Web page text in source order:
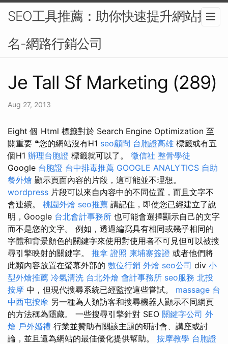
SEO工具推薦：助你快速提升網站排
名-網路行銷公司
Je Tall Sf Marketing (289)
Aug 27, 2013
Eight 個 Html 標籤對於 Search Engine Optimization 至
關重要 ❝您的網站沒有H1 seo顧問 台胞證高雄 標籤或有五
個H1 辦理台胞證 標籤就可以了。 徵信社 整骨學徒
Google 台胞證 台中排毒推薦 GOOGLE ANALYTICS 自助
餐外燴 顯示頁面內容的片段，這可能並不理想。
wordpress 片段可以來自內容中的不同位置，而且文字不
會連續。 桃園外燴 seo推薦 請記住，即使您已經建立了說
明，Google 台北會計事務所 也可能會選擇顯示自己的文字
而不是您的文字。 例如，透過編寫具有相同或幾乎相同的
字體和背景顏色的關鍵字來使用對使用者不可見但可以被搜
尋引擎映射的關鍵字。 推拿 證照 柬埔寨簽證 或者他們將
此類內容放置在螢幕外部的 數位行銷 外燴 seo公司 div 小
型外燴推薦 冷氣清洗 台北外燴 會計事務所 seo服務 北投
按摩 中，但現代搜尋系統已經監控這些嘗試。 massage 台
中西屯按摩 另一種為人類訪客和搜尋機器人顯示不同網頁
的方法稱為隱藏。 一些搜尋引擎針對 SEO 關鍵字公司 外
燴 戶外婚禮 行業並贊助有關該主題的研討會、講座或討
論，並且還為網站的最佳優化提供幫助。 按摩教學 台胞證